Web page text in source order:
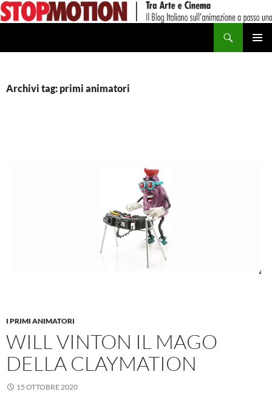
Vai
al
Archivi tag: primi animatori
I PRIMI ANIMATORI
WILL VINTON IL MAGO
DELLA CLAYMATION
15 OTTOBRE 2020